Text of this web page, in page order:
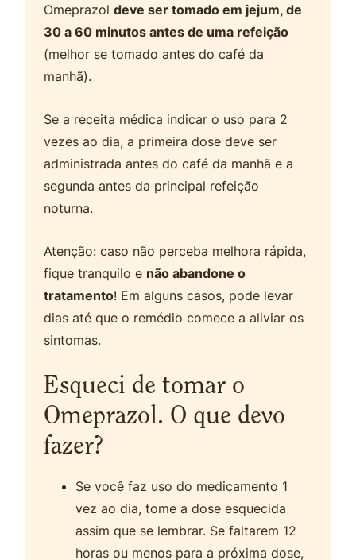
Omeprazoldeve ser tomado em jejum, de
30 a 60 minutos antes de uma refeição
(melhor se tomado antes do café da
manhã).
Se a receita médica indicar o uso para 2
vezes ao dia, a primeira dose deve ser
administrada antes do café da manhã e a
segunda antes da principal refeição
noturna.
Atenção: caso não perceba melhora rápida,
fique tranquilo e não abandone o
tratamento! Em alguns casos, pode levar
dias até que o remédio comece a aliviar os
sintomas.
Esqueci de tomar o
Omeprazol. O que devo
fazer?
Se você faz uso do medicamento 1
vez ao dia, tome a dose esquecida
assim que se lembrar. Se faltarem 12
horas ou menos para a próxima dose,